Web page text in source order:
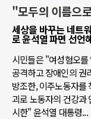
"모두의 이름으
세상을 바꾸는 네트
로 윤석열 파면 선언
시민들은 "여성혐오
공격하고 장애인의 권
방조한, 이주노동자를
괴로 노동자의 건강과
시한" 윤석열 대통령...